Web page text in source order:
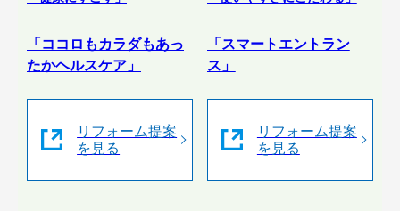
「ココロもカラダもあっ
たかヘルスケア」
リフォーム提案
を見る
「スマートエントラン
ス」
リフォーム提案
を見る